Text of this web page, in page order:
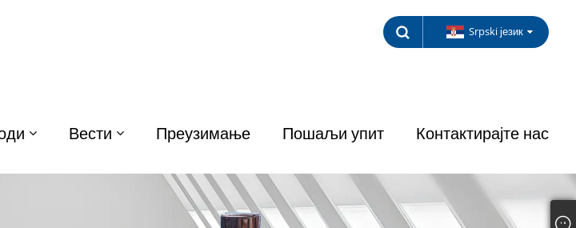
Srpski језик
Вести Преузимање Пошаљи упит Контактирајте нас